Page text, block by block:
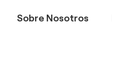
Sobre Nosotros